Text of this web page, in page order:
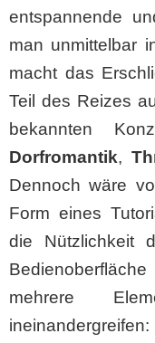
entspannende
man unmittelbar
macht das
Teil des Reizes
bekannten
Dorfromantik,
Dennoch wäre
Form eines
die Nützlichkeit
mehrere